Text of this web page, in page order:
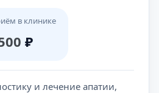
в клинике
₽
и лечение апатии,